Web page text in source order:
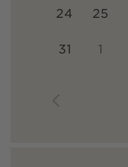
24 25
31 1